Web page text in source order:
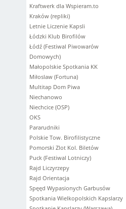
Kraftwerk dla Wspieram.to
Kraków (repliki)
Letnie Liczenie Kapsli
Łódzki Klub Birofilów
Łódź (Festiwal Piwowarów
Domowych)
Małopolskie Spotkania KK
Miłoslaw (Fortuna)
Multitap Dom Piwa
Niechanowo
Niechcice (OSP)
OKS
Pararudniki
Polskie Tow. Birofilistyczne
Pomorski Zlot Kol. Biletów
Puck (Festiwal Lotniczy)
Rajd Liczyrzepy
Rajd Orientacja
Spęęd Wypasionych Garbusów
Spotkania Wielkopolskich Kapslarzy